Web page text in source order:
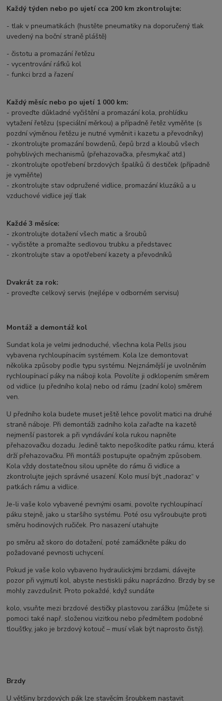
Každý týden nebo po ujetí cca 200 km zkontrolujte:
- tlak v pneumatikách (hustěte pneumatiky na doporučený tlak
uvedený na boční straně pláště)
- čistotu a promazání řetězu
- vycentrování ráfků kol
- funkci brzd a řazení
Každý měsíc nebo po ujetí 1 000 km:
- proveďte důkladné vyčištění a promazání kola, prohlídku
vytažení řetězu (speciální měrkou) a případně řetěz vyměňte (s
pozdní výměnou řetězu je nutné vyměnit i kazetu a převodníky)
- zkontrolujte promazání bowdenů, čepů brzd a kloubů všech
pohyblivých mechanismů (přehazovačka, přesmykač atd.)
- zkontrolujte opotřebení brzdových špalíků či destiček (případně
je vyměňte)
- zkontrolujte stav odpružené vidlice, promazání kluzáků a u
vzduchové vidlice její tlak
Každé 3 měsíce:
- zkontrolujte dotažení všech matic a šroubů
- vyčistěte a promažte sedlovou trubku a představec
- zkontrolujte stav a opotřebení kazety a převodníků
Dvakrát za rok:
- proveďte celkový servis (nejlépe v odborném servisu)
Montáž a demontáž kol
Sundat kola je velmi jednoduché, všechna kola Pells jsou
vybavena rychloupínacím systémem. Kola lze demontovat
několika způsoby podle typu systému. Nejznámější je uvolněním
rychloupínací páky na náboji kola. Povolíte ji odklopením směrem
od vidlice (u předního kola) nebo od rámu (zadní kolo) směrem
ven.
U předního kola budete muset ještě lehce povolit matici na druhé
straně náboje. Při demontáži zadního kola zařaďte na kazetě
nejmenší pastorek a při vyndávání kola rukou napněte
přehazovačku dozadu. Jedině takto nepoškodíte patku rámu, která
drží přehazovačku. Při montáži postupujte opačným způsobem.
Kola vždy dostatečnou silou upněte do rámu či vidlice a
zkontrolujte jejich správné usazení. Kolo musí být „nadoraz“ v
patkách rámu a vidlice.
Je-li vaše kolo vybavené pevnými osami, povolte rychloupínací
páku stejně, jako u staršího systému. Poté osu vyšroubujte proti
směru hodinových ručiček. Pro nasazení utahujte
po směru až skoro do dotažení, poté zamáčkněte páku do
požadované pevnosti uchycení.
Pokud je vaše kolo vybaveno hydraulickými brzdami, dávejte
pozor při vyjmutí kol, abyste nestiskli páku naprázdno. Brzdy by se
mohly zavzdušnit. Proto pokaždé, když sundáte
kolo, vsuňte mezi brzdové destičky plastovou zarážku (můžete si
pomoci také např. složenou vizitkou nebo předmětem podobné
tloušťky, jako je brzdový kotouč – musí však být naprosto čistý).
Brzdy
U většiny brzdových pák lze stavěcím šroubkem nastavit